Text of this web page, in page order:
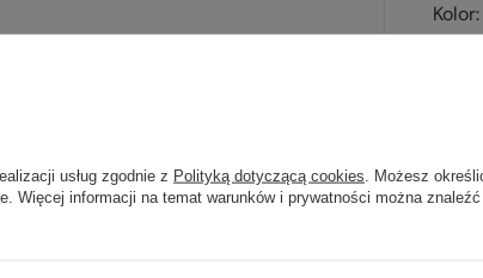
Kolor
usług zgodnie z Polityką dotyczącą cookies . Możesz
Więcej informacji na temat warunków i prywatności można